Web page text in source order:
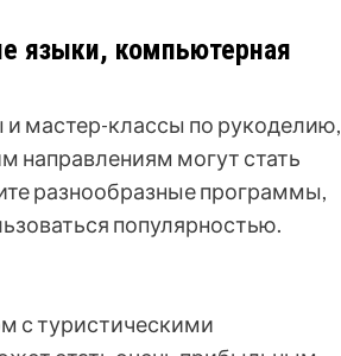
языки, компьютерная
мастер-классы по рукоделию,
направлениям могут стать
разнообразные программы,
популярностью.
с туристическими